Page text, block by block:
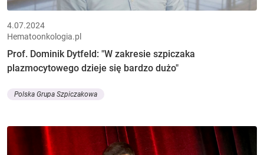
4.07.2024
Hematoonkologia.pl
Prof. Dominik Dytfeld: "W zakresie szpiczaka
plazmocytowego dzieje się bardzo dużo"
Polska Grupa Szpiczakowa